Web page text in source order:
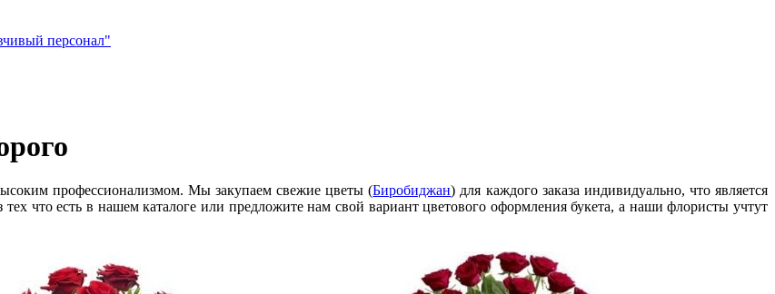
персонал"
профессионализмом. Мы закупаем свежие цветы (Биробиджан) для каждого заказа индивидуально, что является
что есть в нашем каталоге или предложите нам свой вариант цветового оформления букета, а наши флористы учтут